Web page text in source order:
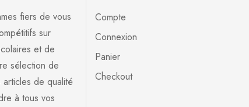
fiers de vous
sur
et de
sélection de
de qualité
à tous vos
Compte
Connexion
Panier
Checkout